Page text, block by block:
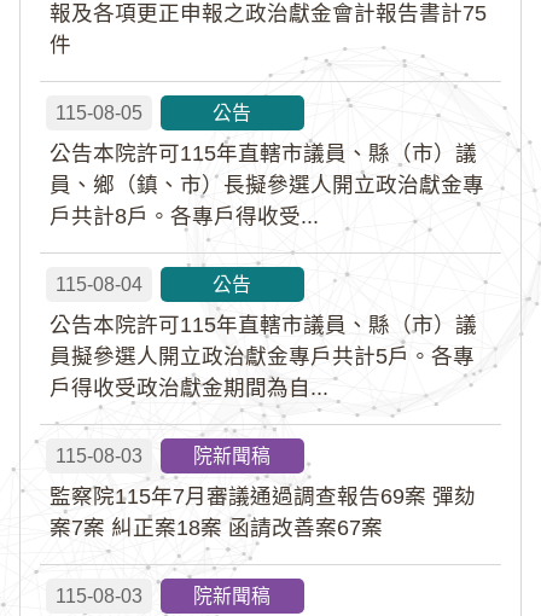
報及各項更正申報之政治獻金會計報告書計75
件
115-08-05 公告
公告本院許可115年直轄市議員、縣（市）議
員、鄉（鎮、市）長擬參選人開立政治獻金專
戶共計8戶。各專戶得收受...
115-08-04 公告
公告本院許可115年直轄市議員、縣（市）議
員擬參選人開立政治獻金專戶共計5戶。各專
戶得收受政治獻金期間為自...
115-08-03 院新聞稿
監察院115年7月審議通過調查報告69案 彈劾
案7案 糾正案18案 函請改善案67案
115-08-03 院新聞稿